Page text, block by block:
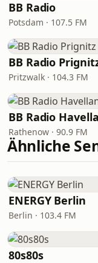
BB Radio
Potsdam · 107.5 FM
BB Radio
Pritzwalk · 104.3 FM
BB Radio
Rathenow · 90.9 FM
Ähnliche
ENERGY Berlin
Berlin · 103.4 FM
80s80s